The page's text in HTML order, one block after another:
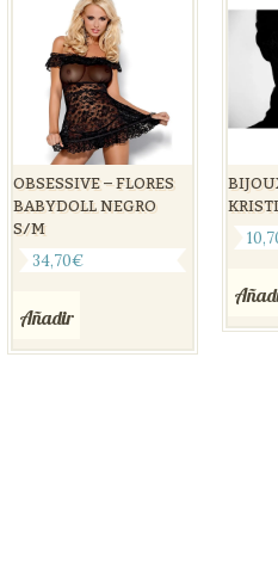
OBSESSIVE – FLORES
BABYDOLL NEGRO
S/M
34,70€
Añadir